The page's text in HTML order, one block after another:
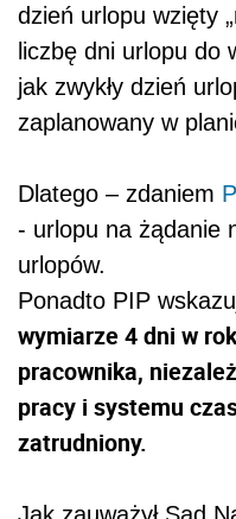
dzień urlopu wzięty
liczbę dni urlopu do
jak zwykły dzień
zaplanowany w
Dlatego – zdaniem
- urlopu na żądanie
urlopów.
Ponadto PIP
wymiarze 4 dni w
pracownika,
pracy i systemu
zatrudniony.